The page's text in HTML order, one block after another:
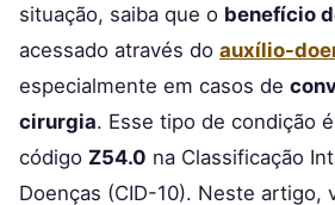
situação, saiba que o benefício
acessado através do auxílio-
especialmente em casos de
cirurgia. Esse tipo de condição
código Z54.0 na Classificação
Doenças (CID-10). Neste artigo,